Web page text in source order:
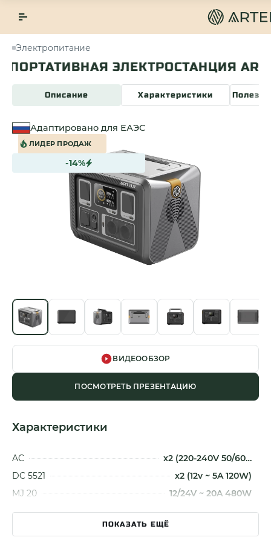
Электропитание
ЭЛЕКТРОСТАНЦИЯ ARTELV
Описание Характеристики
Адаптировано для ЕАЭС
ЛИДЕР ПРОДАЖ
-14%
ВИДЕООБЗОР
ПОСМОТРЕТЬ ПРЕЗЕНТАЦИЮ
Характеристики
AC
x2 (220-240V 50/60…
DC 5521
x2 (12v ~ 5A 120W)
MJ 20
12/24V ~ 20A 480W
USB TYPE-A
x2 (5V ~ 12V / 3A ~…
ПОКАЗАТЬ ЕЩЁ